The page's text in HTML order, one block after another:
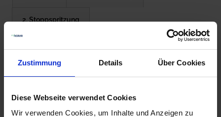
Zustimmung Details Über Cookies
Diese Webseite verwendet Cookies
Wir verwenden Cookies, um Inhalte und Anzeigen zu
2. Stoppspritzung
Hauptwachstum ohne Alternaria
Alternariabekämpfung Abschlussbehandlung